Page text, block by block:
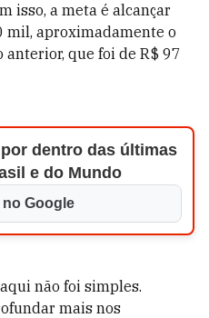
isso, a meta é alcançar
mil, aproximadamente o
que foi de R$ 97
dentro das últimas
e do Mundo
Google
não foi simples.
mais nos